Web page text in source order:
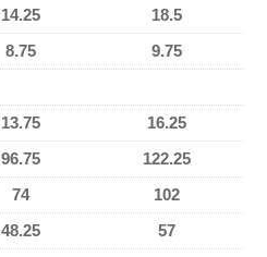
14.25
18.5
8.75
9.75
13.75
16.25
96.75
122.25
74
102
48.25 57